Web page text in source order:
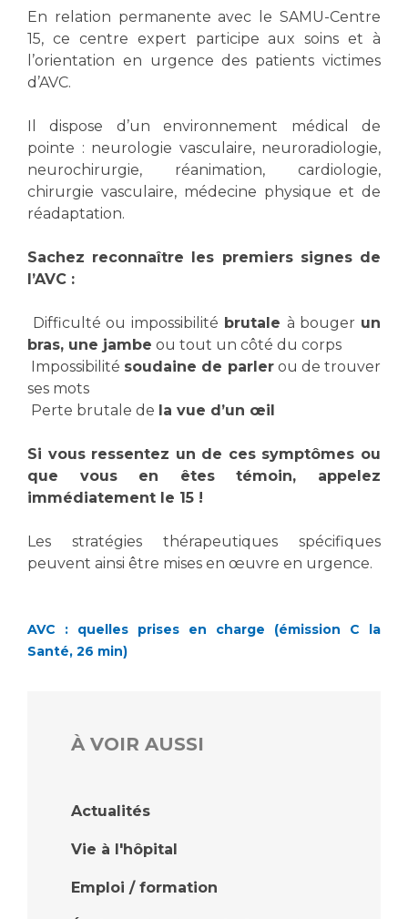
Salon des familles
Transports sanitaires
Vos droits, vos devoirs
Handicap
Handi 13
Pôle Médecine Physique et Réadaptation
Accueil sourds et malentendants
Charte Romain Jacob
Mouvement Parcours Handicap 13
Activité physique
Cancer
Médecine nucléaire
Maladies rares
Maternité Hôpital Nord
Le projet des usagers
Qualité
Les structures de recherche
Écoles et Instituts de Formation
Plateforme des internes
Professionnels de santé
Adresser un patient
Réseaux de soins
Adresser un examen au Laboratoire de Biologie
Médicale
Radiologie / Imagerie
Cancérologie
Les pôles d'activité médicale
Adresser un examen au Laboratoire d'Infectiologie
Centres de référence Maladies Rares
Communiqués de presse
Dossiers de presse
Fournisseurs
Liste des marchés conclus
Documents utiles
En relation permanente avec le SAMU-Centre
15, ce centre expert participe aux soins et à
l’orientation en urgence des patients victimes
d’AVC.
Il dispose d’un environnement médical de
pointe : neurologie vasculaire, neuroradiologie,
neurochirurgie, réanimation, cardiologie,
chirurgie vasculaire, médecine physique et de
réadaptation.
Sachez reconnaître les premiers signes de
l’AVC :
Difficulté ou impossibilité brutale à bouger un
bras, une jambe ou tout un côté du corps
Impossibilité soudaine de parlerou de trouver
ses mots
Perte brutale de la vue d’un œil
Si vous ressentez un de ces symptômes ou
que vous en êtes témoin, appelez
immédiatement le 15 !
Les stratégies thérapeutiques spécifiques
peuvent ainsi être mises en œuvre en urgence.
AVC : quelles prises en charge (émission C la
Santé, 26 min)
À VOIR AUSSI
Actualités
Vie à l'hôpital
Emploi / formation